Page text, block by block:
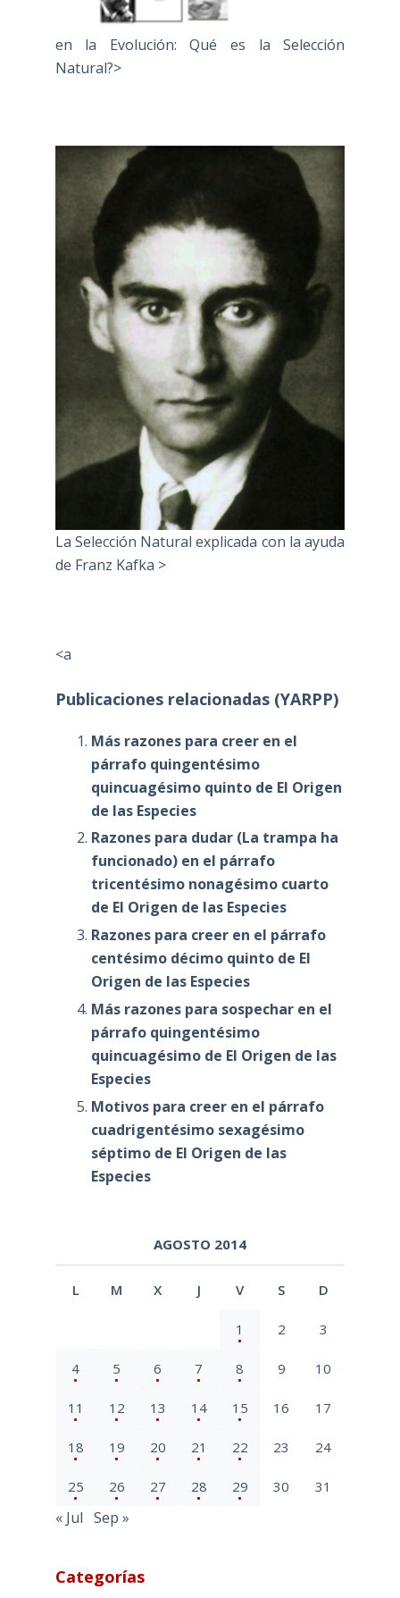
en la Evolución: Qué es la Selección
Natural?>
La Selección Natural explicada con la ayuda
de Franz Kafka >
<a
Publicaciones relacionadas (YARPP)
Más razones para creer en el
párrafo quingentésimo
quincuagésimo quinto de El Origen
de las Especies
Razones para dudar (La trampa ha
funcionado) en el párrafo
tricentésimo nonagésimo cuarto
de El Origen de las Especies
Razones para creer en el párrafo
centésimo décimo quinto de El
Origen de las Especies
Más razones para sospechar en el
párrafo quingentésimo
quincuagésimo de El Origen de las
Especies
Motivos para creer en el párrafo
cuadrigentésimo sexagésimo
séptimo de El Origen de las
Especies
AGOSTO 2014
L M X J V S D
1 2 3
4 5 6 7 8 9 10
11 12 13 14 15 16 17
18 19 20 21 22 23 24
25 26 27 28 29 30 31
« Jul Sep »
Categorías